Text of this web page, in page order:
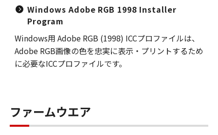
Windows Adobe RGB 1998 Installer
Program
Windows用 Adobe RGB (1998) ICCプロファイルは、
Adobe RGB画像の色を忠実に表示・プリントするため
に必要なICCプロファイルです。
ファームウエア